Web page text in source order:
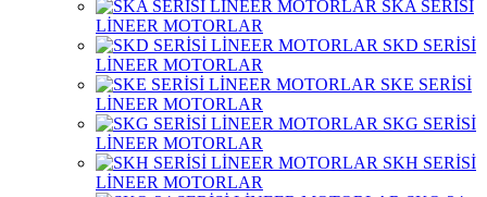
SKA SERİSİ
LİNEER MOTORLAR
SKD SERİSİ
LİNEER MOTORLAR
SKE SERİSİ
LİNEER MOTORLAR
SKG SERİSİ
LİNEER MOTORLAR
SKH SERİSİ
LİNEER MOTORLAR